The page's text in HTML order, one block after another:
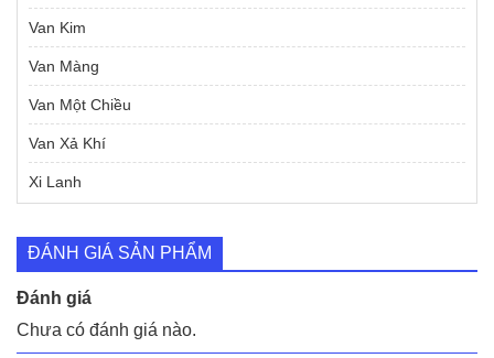
Van Kim
Van Màng
Van Một Chiều
Van Xả Khí
Xi Lanh
ĐÁNH GIÁ SẢN PHẨM
Đánh giá
Chưa có đánh giá nào.